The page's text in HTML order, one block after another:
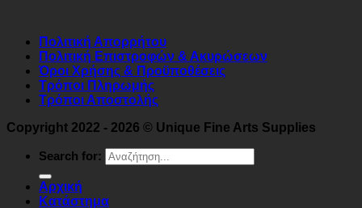
Πολιτική Απορρήτου
Πολιτική Επιστροφών & Ακυρώσεων
Όροι Χρήσης & Προϋποθέσεις
Τρόποι Πληρωμής
Τρόποι Αποστολής
Copyright 2022 - 2026 © Unique Fine Arts Supplies
Search for:
Αρχική
Κατάστημα